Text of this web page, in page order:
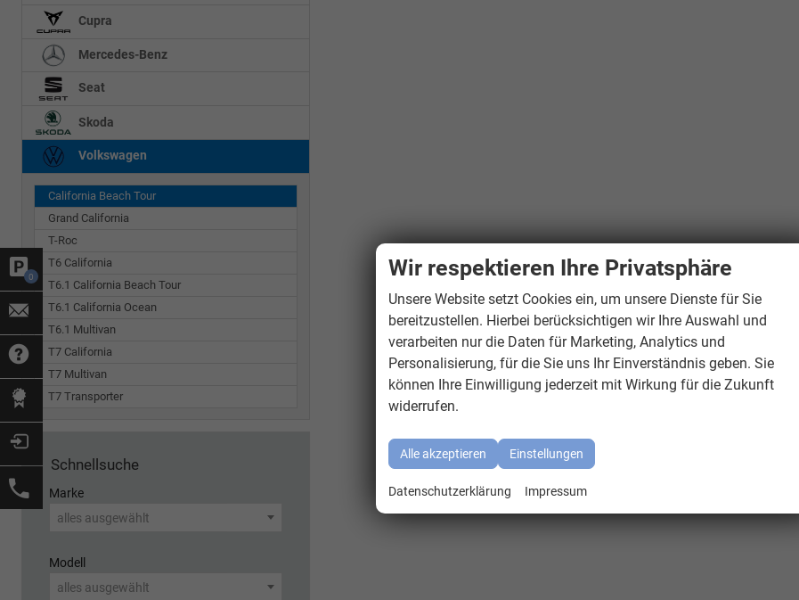
0
Cupra
Mercedes-Benz
Seat
Skoda
Volkswagen
California Beach Tour
Grand California
T-Roc
T6 California
T6.1 California Beach Tour
T6.1 California Ocean
T6.1 Multivan
T7 California
T7 Multivan
T7 Transporter
Schnellsuche
Marke
alles ausgewählt
Modell
alles ausgewählt
Wir respektieren Ihre Privatsphäre
Unsere Website setzt Cookies ein, um unsere Dienste für Sie
bereitzustellen. Hierbei berücksichtigen wir Ihre Auswahl und
verarbeiten nur die Daten für Marketing, Analytics und
Personalisierung, für die Sie uns Ihr Einverständnis geben. Sie
können Ihre Einwilligung jederzeit mit Wirkung für die Zukunft
widerrufen.
Alle akzeptieren Einstellungen
Datenschutzerklärung Impressum